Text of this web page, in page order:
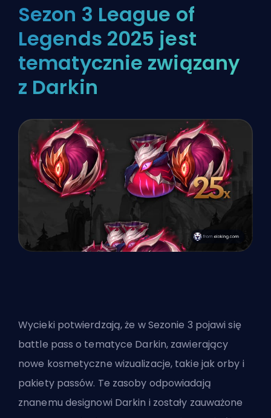
Sezon 3 League of
Legends 2025 jest
tematycznie związany
z Darkin
Wycieki potwierdzają, że w Sezonie 3 pojawi się
battle pass o tematyce Darkin, zawierający
nowe kosmetyczne wizualizacje, takie jak orby i
pakiety passów. Te zasoby odpowiadają
znanemu designowi Darkin i zostały zauważone